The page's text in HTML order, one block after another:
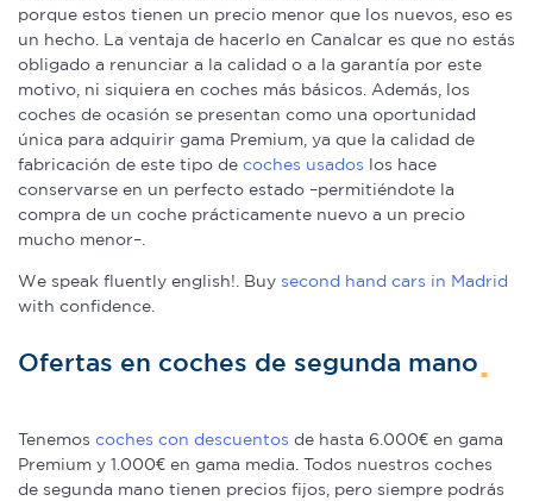
porque estos tienen un precio menor que los nuevos, eso es
un hecho. La ventaja de hacerlo en Canalcar es que no estás
obligado a renunciar a la calidad o a la garantía por este
motivo, ni siquiera en coches más básicos. Además, los
coches de ocasión se presentan como una oportunidad
única para adquirir gama Premium, ya que la calidad de
fabricación de este tipo de coches usados los hace
conservarse en un perfecto estado –permitiéndote la
compra de un coche prácticamente nuevo a un precio
mucho menor–.
We speak fluently english!. Buy second hand cars in Madrid
with confidence.
Ofertas en coches de segunda mano
Tenemos coches con descuentos de hasta 6.000€ en gama
Premium y 1.000€ en gama media. Todos nuestros coches
de segunda mano tienen precios fijos, pero siempre podrás